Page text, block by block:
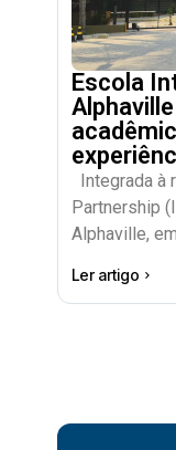
Escola
Integrada à
Partnership
Alphaville,
Ler artigo